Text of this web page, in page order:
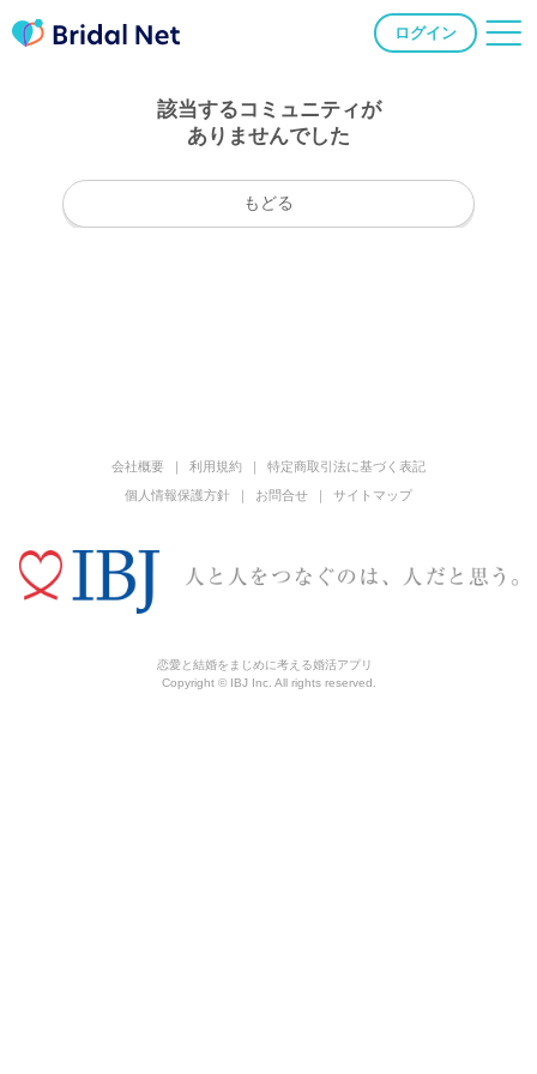
ログイン
該当するコミュニティが
ありませんでした
もどる
会社概要 利用規約
特定商取引法に基づく表記
個人情報保護方針
お問合せ サイトマップ
恋愛と結婚をまじめに考える婚活アプリ
Copyright © IBJ Inc. All rights reserved.